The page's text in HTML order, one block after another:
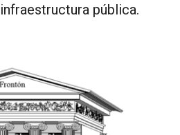
pública.